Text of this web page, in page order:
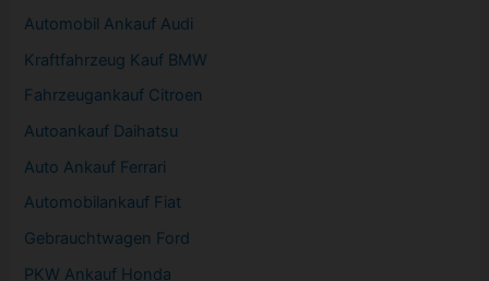
Automobil Ankauf Audi
Kraftfahrzeug Kauf BMW
Fahrzeugankauf Citroen
Autoankauf Daihatsu
Auto Ankauf Ferrari
Automobilankauf Fiat
Gebrauchtwagen Ford
PKW Ankauf Honda